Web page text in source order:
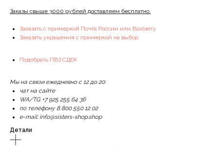
Заказы свыше 3000 рублей доставляем бесплатно.
Заказать с примеркой Почта России или Boxberry
Заказать украшения с примеркой на выбор
Подобрать ПВЗ СДЕК
Мы на связи ежедневно с 12 до 20:
чат на сайте
WA/TG +7 925 255 64 36
по телефону 8 800 550 12 02
e-mail: info@sisters-shop.shop
Детали